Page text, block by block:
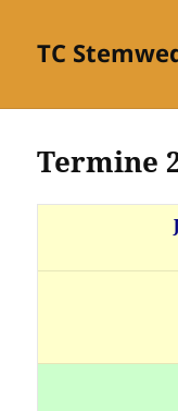
TC
Termine